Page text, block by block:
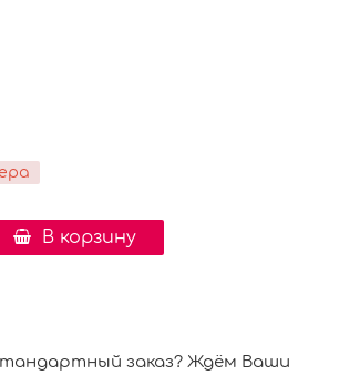
В корзину
заказ? Ждём Ваши